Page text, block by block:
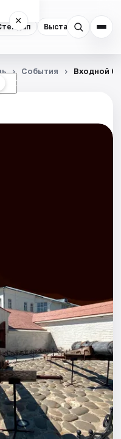
Выставки
×
☾
События Входной